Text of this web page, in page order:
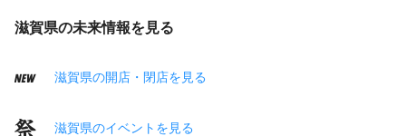
滋賀県の未来情報を見る
滋賀県の開店・閉店を見る
滋賀県のイベントを見る